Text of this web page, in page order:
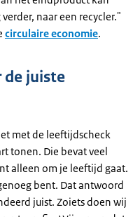
naar een recycler."
circulaire economie.
juiste
met de leeftijdscheck
tonen. Die bevat veel
alleen om je leeftijd gaat.
bent. Dat antwoord
juist. Zoiets doen wij